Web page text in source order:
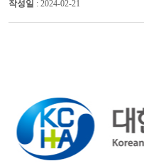
작성일 : 2024-02-21